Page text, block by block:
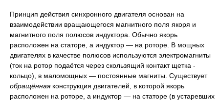
Принцип действия синхронного двигателя основан на
взаимодействии вращающегося магнитного поля якоря и
магнитного поля полюсов индуктора. Обычно якорь
расположен на статоре, а индуктор — на роторе. В мощных
двигателях в качестве полюсов используются электромагниты
(ток на ротор подаётся через скользящий контакт щетка -
кольцо), в маломощных — постоянные магниты. Существует
обращённаяконструкция двигателей, в которой якорь
расположен на роторе, а индуктор — на статоре (в устаревших